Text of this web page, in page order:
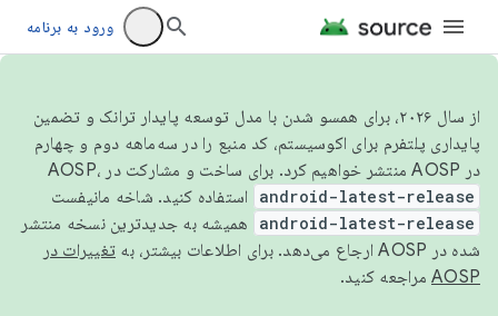
ورود به برنامه
از سال ۲۰۲۶، برای همسو شدن با مدل توسعه پایدار ترانک و تضمین
پایداری پلتفرم برای اکوسیستم، کد منبع را در سه‌ماهه دوم و چهارم
در AOSP منتشر خواهیم کرد. برای ساخت و مشارکت در AOSP،
android-latest-release استفاده کنید. شاخه مانیفست
android-latest-release
همیشه به جدیدترین نسخه منتشر
شده در AOSP ارجاع می‌دهد. برای اطلاعات بیشتر، به
تغییرات در
AOSP مراجعه کنید.